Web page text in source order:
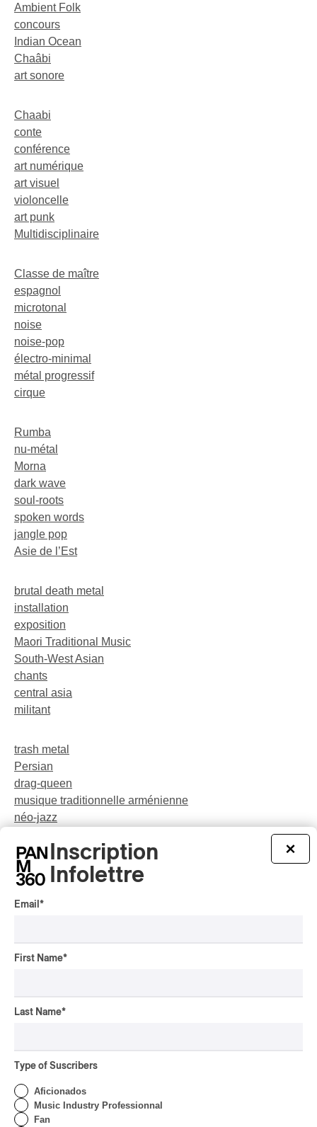
Ambient Folk
concours
Indian Ocean
Chaâbi
art sonore
Chaabi
conte
conférence
art numérique
art visuel
violoncelle
art punk
Multidisciplinaire
Classe de maître
espagnol
microtonal
noise
noise-pop
électro-minimal
métal progressif
cirque
Rumba
nu-métal
Morna
dark wave
soul-roots
spoken words
jangle pop
Asie de l’Est
brutal death metal
installation
exposition
Maori Traditional Music
South-West Asian
chants
central asia
militant
trash metal
Persian
drag-queen
musique traditionnelle arménienne
néo-jazz
théâtre musical
pop
party
participatif
pop-opéra
J-Rock
chaoui
latin house
glam
pop symphonique
×
Inscription
Infolettre
Email *
First Name*
Last Name*
Type of Suscribers
Aficionados
Music Industry Professionnal
Fan